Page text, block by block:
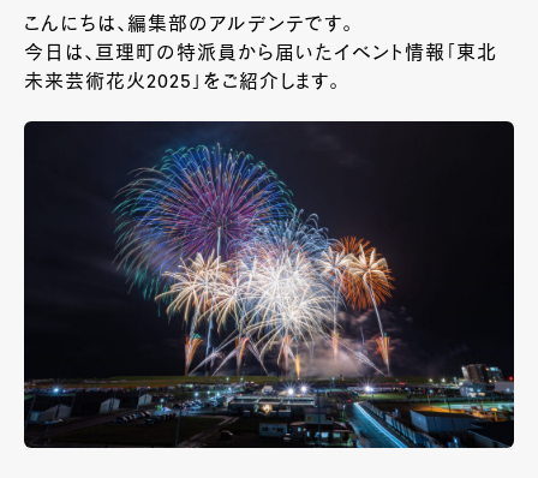
こんにちは、編集部のアルデンテです。
今日は、亘理町の特派員から届いたイベント情報「東北
未来芸術花火2025」をご紹介します。